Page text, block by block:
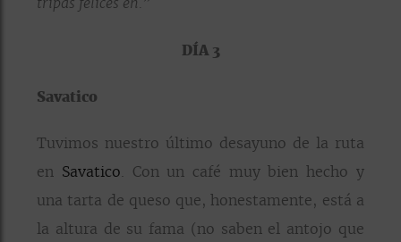
DÍA 3
Savatico
Tuvimos nuestro último desayuno de la ruta
en Savatico. Con un café muy bien hecho y
una tarta de queso que, honestamente, está a
la altura de su fama (no saben el antojo que